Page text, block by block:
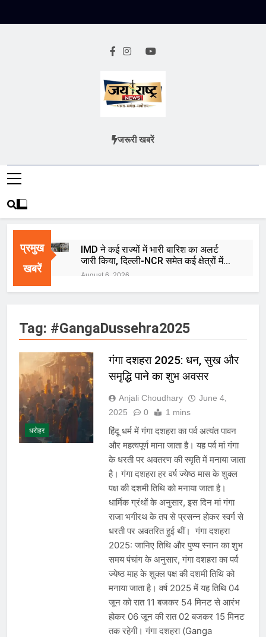
Jai Rashtra
हिंदी समाचार
जरूरी खबरें
प्रमुख
खबरें
IMD ने कई राज्यों में भारी बारिश का अलर्ट
जारी किया, दिल्ली-NCR समेत कई क्षेत्रों में
जलभराव और बाढ़ की आशंका
August 6, 2026
राष्ट्रीय हथकरघा दिवस की तैयारियाँ तेज़,
देशभर में बुनकरों और हस्तशिल्प प्रदर्शनियों का
होगा आयोजन
August 5, 2026
IMD ने मध्य प्रदेश, असम और केरल के लिए
रेड अलर्ट जारी किया, कई राज्यों में भारी बारिश
की चेतावनी
August 5, 2026
बांग्लादेश ने शेख हसीना के प्रस्तावित नई दिल्ली
संबोधन पर भारत से मांगा आधिकारिक
स्पष्टीकरण, भारत ने कहा- कार्यक्रम से सरकार
का कोई संबंध नहीं
August 5, 2026
E20 ईंधन नीति के विरोध में केजरीवाल का
प्रदर्शन तेज़, PM आवास मार्च रोका गया,
सरकार से तीन बड़ी मांगें
August 5, 2026
सावन और आगामी त्योहारों को लेकर देशभर में
तैयारियाँ तेज़, सांस्कृतिक कार्यक्रमों और
धार्मिक आयोजनों की धूम
राष्ट्रीय हथकरघा दिवस की तैयारियाँ तेज़,
देशभर में विशेष कार्यक्रमों के जरिए भारतीय
बुनकरों और पारंपरिक वस्त्रों को मिलेगा बढ़ावा
August 2, 2026
प्रधानमंत्री नरेंद्र मोदी ने भोगापुरम
अंतरराष्ट्रीय हवाई अड्डे का उद्घाटन किया,
आंध्र प्रदेश में ₹18,000 करोड़ की विकास
परियोजनाओं की शुरुआत
August 2, 2026
केंद्र सरकार ने विस्तारित Khelo India
Scheme को मंजूरी दी, खेल ढाँचे को मजबूत
करने के लिए ₹36,441 करोड़ का बड़ा
August 1, 2026
Tag: #GangaDussehra2025
धरोहर
गंगा दशहरा 2025: धन, सुख और
समृद्धि पाने का शुभ अवसर
Anjali Choudhary
June 4,
2025
0 1 mins
हिंदू धर्म में गंगा दशहरा का पर्व अत्यंत पावन
और महत्वपूर्ण माना जाता है। यह पर्व मां गंगा
के धरती पर अवतरण की स्मृति में मनाया जाता
है। गंगा दशहरा हर वर्ष ज्येष्ठ मास के शुक्ल
पक्ष की दशमी तिथि को मनाया जाता है।
धार्मिक ग्रंथों के अनुसार, इस दिन मां गंगा
राजा भगीरथ के तप से प्रसन्न होकर स्वर्ग से
धरती पर अवतरित हुई थीं। गंगा दशहरा
2025: जानिए तिथि और पुण्य स्नान का शुभ
समय पंचांग के अनुसार, गंगा दशहरा का पर्व
ज्येष्ठ माह के शुक्ल पक्ष की दशमी तिथि को
मनाया जाता है। वर्ष 2025 में यह तिथि 04
जून को रात 11 बजकर 54 मिनट से आरंभ
होकर 06 जून की रात 02 बजकर 15 मिनट
तक रहेगी। गंगा दशहरा (Ganga